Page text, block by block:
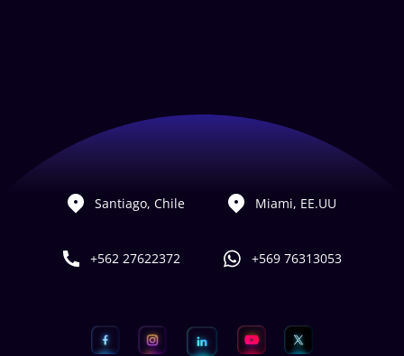
Santiago, Chile Miami, EE.UU
+562 27622372 +569 76313053